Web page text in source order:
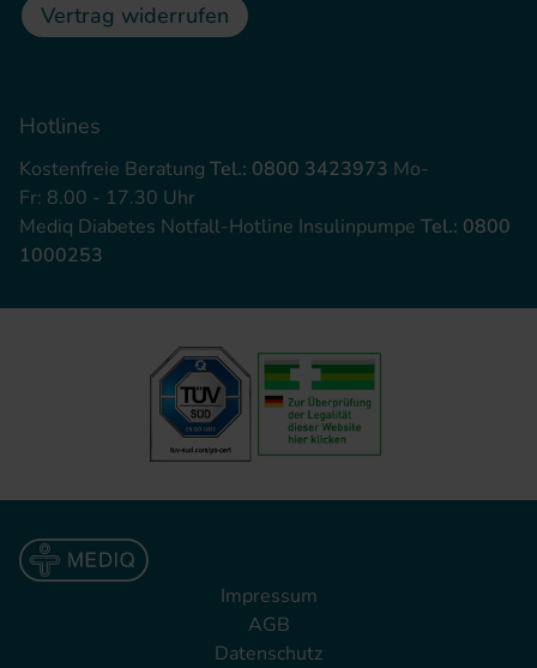
Vertrag widerrufen
Hotlines
Kostenfreie Beratung Tel.: 0800 3423973 Mo-
Fr: 8.00 - 17.30 Uhr
Mediq Diabetes Notfall-Hotline Insulinpumpe Tel.: 0800
1000253
Impressum
AGB
Datenschutz